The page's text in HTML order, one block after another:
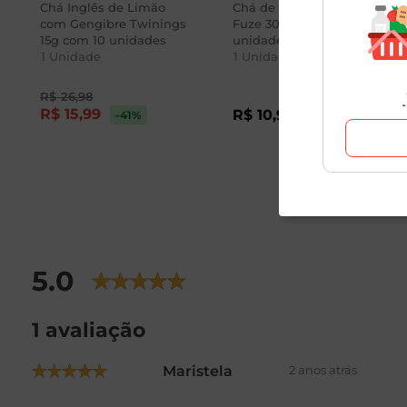
Chá Inglês de Limão
com Gengibre Twinings
15g com 10 unidades
1 Unidade
R$ 26,98
R$ 15,99 -41%
Chá de Erva Doce Leão
Fuze 30g com 15
unidades
1 Unidade
R$ 10,98
5.0
1 avaliação
Maristela 2 anos atrás